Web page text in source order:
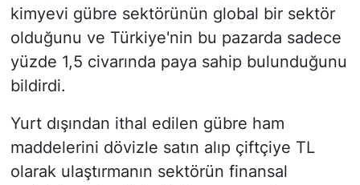
kimyevi gübre sektörünün global bir sektör
olduğunu ve Türkiye'nin bu pazarda sadece
yüzde 1,5 civarında paya sahip bulunduğunu
bildirdi.
Yurt dışından ithal edilen gübre ham
maddelerini dövizle satın alıp çiftçiye TL
olarak ulaştırmanın sektörün finansal